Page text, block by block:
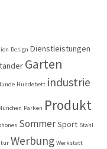
Design Dienstleistungen
Garten
Hundebett industrie
Parken Produkt
SommerSport Stahl
Werbung Werkstatt